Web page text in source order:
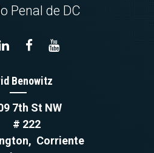
Penal de DC
Benowitz
7th St NW
# 222
, Corriente